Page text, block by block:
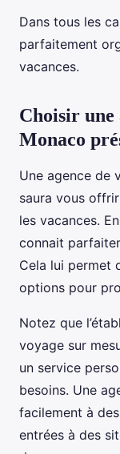
Dans tous les
parfaitement
vacances.
Choisir une
Monaco
Une agence de
saura vous
les vacances.
connait
Cela lui permet
options pour
Notez que
voyage sur
un service
besoins. Une
facilement à
entrées à des